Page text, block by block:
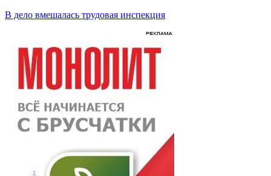
В дело вмешалась трудовая инспекция